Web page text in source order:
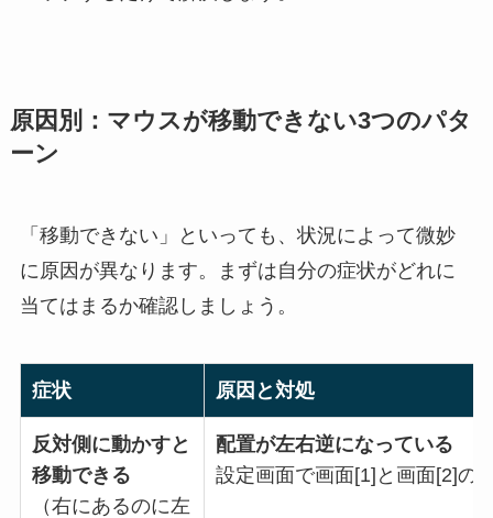
原因別：マウスが移動できない3つのパタ
ーン
「移動できない」といっても、状況によって微妙
に原因が異なります。まずは自分の症状がどれに
当てはまるか確認しましょう。
症状 原因と対処
反対側に動かすと
移動できる
（右にあるのに左
配置が左右逆になっている
設定画面で画面[1]と画面[2]の